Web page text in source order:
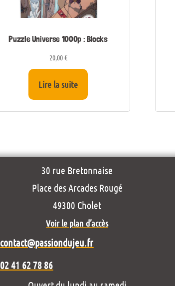
Puzzle Universe 1000p : Blocks
20,00€
Lire la suite
30 rue Bretonnaise
Place des Arcades Rougé
49300 Cholet
Voir le plan d’accès
contact@passiondujeu.fr
02 41 62 78 86